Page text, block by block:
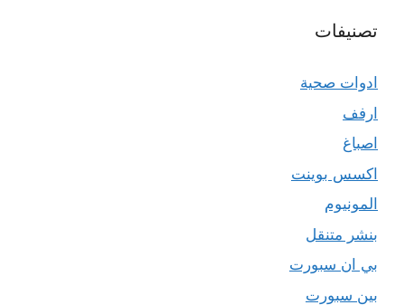
تصنيفات
ادوات صحية
ارفف
اصباغ
اكسس بوينت
المونيوم
بنشر متنقل
بي ان سبورت
بين سبورت